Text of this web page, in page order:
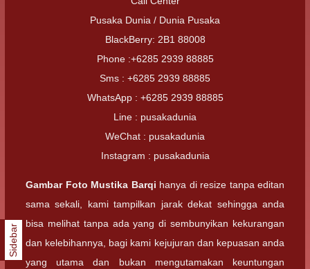
Pusaka Dunia / Dunia Pusaka
BlackBerry: 2B1 88008
Phone :+6285 2939 88885
Sms : +6285 2939 88885
WhatsApp : +6285 2939 88885
Line : pusakadunia
WeChat : pusakadunia
Instagram : pusakadunia
Gambar Foto Mustika Barqi hanya di resize tanpa editan
sama sekali, kami tampilkan jarak dekat sehingga anda
bisa melihat tanpa ada yang di sembunyikan kekurangan
dan kelebihannya, bagi kami kejujuran dan kepuasan anda
yang utama dan bukan mengutamakan keuntungan
Sidebar